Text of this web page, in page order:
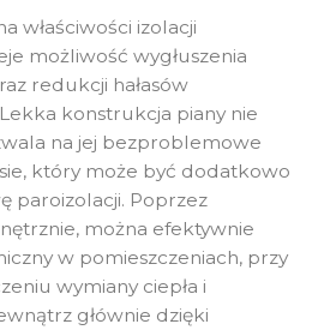
właściwości izolacji
możliwość wygłuszenia
redukcji hałasów
konstrukcja piany nie
na jej bezproblemowe
który może być dodatkowo
paroizolacji. Poprzez
można efektywnie
w pomieszczeniach, przy
wymiany ciepła i
głównie dzięki